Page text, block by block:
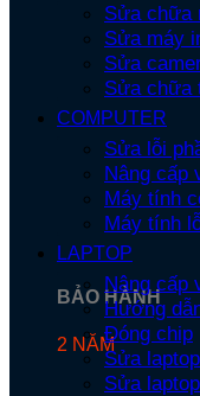
BẢO HÀNH
2 NĂM
Sửa chữa
Sửa máy
Sửa
Sửa chữa
COMPUTER
Sửa lỗi
Nâng cấp
Máy tính
Máy tính
LAPTOP
Nâng cấp
Hướng
Đóng chip
Sửa
Sửa